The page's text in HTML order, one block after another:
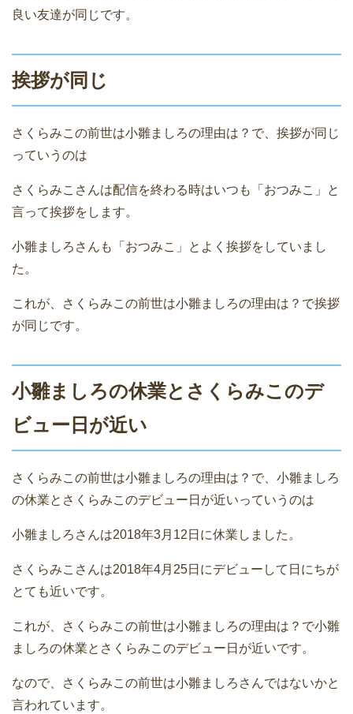
良い友達が同じです。
挨拶が同じ
さくらみこの前世は小雛ましろの理由は？で、挨拶が同じ
っていうのは
さくらみこさんは配信を終わる時はいつも「おつみこ」と
言って挨拶をします。
小雛ましろさんも「おつみこ」とよく挨拶をしていまし
た。
これが、さくらみこの前世は小雛ましろの理由は？で挨拶
が同じです。
小雛ましろの休業とさくらみこのデ
ビュー日が近い
さくらみこの前世は小雛ましろの理由は？で、小雛ましろ
の休業とさくらみこのデビュー日が近いっていうのは
小雛ましろさんは2018年3月12日に休業しました。
さくらみこさんは2018年4月25日にデビューして日にちが
とても近いです。
これが、さくらみこの前世は小雛ましろの理由は？で小雛
ましろの休業とさくらみこのデビュー日が近いです。
なので、さくらみこの前世は小雛ましろさんではないかと
言われています。